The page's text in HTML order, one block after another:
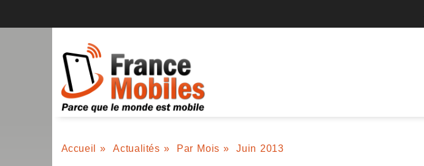
Accueil » Actualités » Par Mois » Juin 2013